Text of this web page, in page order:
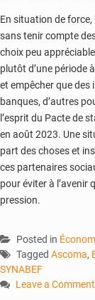
En situation de force,
sans tenir compte
choix peu
plutôt d’une période
et empêcher que des
banques, d’autres
l’esprit du Pacte de
en août 2023. Une
part des choses et
ces partenaires
pour éviter à l’avenir
pression.
Posted in
Tagged Ascoma,
SYNABEF
Leave a Comment